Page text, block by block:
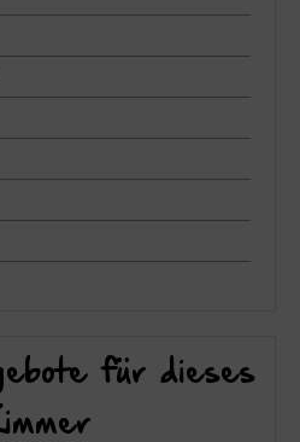
für dieses